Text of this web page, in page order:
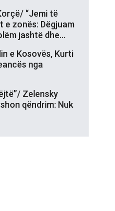
“Jemi të
e zonës: Dëgjuam
jashtë dhe…
e Kosovës, Kurti
nga
Zelensky
qëndrim: Nuk